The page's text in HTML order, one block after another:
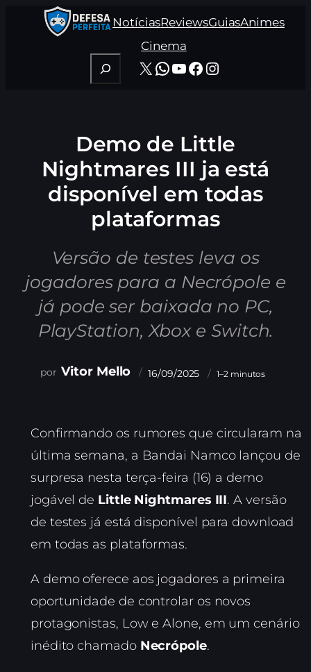
NotíciasReviewsGuiasAnimes
Cinema
Pesquisar
X WhatsApp
Youtube
Facebook
Instagram
Demo de Little
Nightmares III ja está
disponível em todas
plataformas
Versão de testes leva os
jogadores para a Necrópole e
já pode ser baixada no PC,
PlayStation, Xbox e Switch.
Vitor Mello 16/09/2025 1–2 minutos
Confirmando os rumores que circularam na
última semana, a Bandai Namco lançou de
surpresa nesta terça-feira (16) a demo
jogável de Little Nightmares III. A versão
de testes já está disponível para download
em todas as plataformas.
A demo oferece aos jogadores a primeira
oportunidade de controlar os novos
protagonistas, Low e Alone, em um cenário
inédito chamado Necrópole.